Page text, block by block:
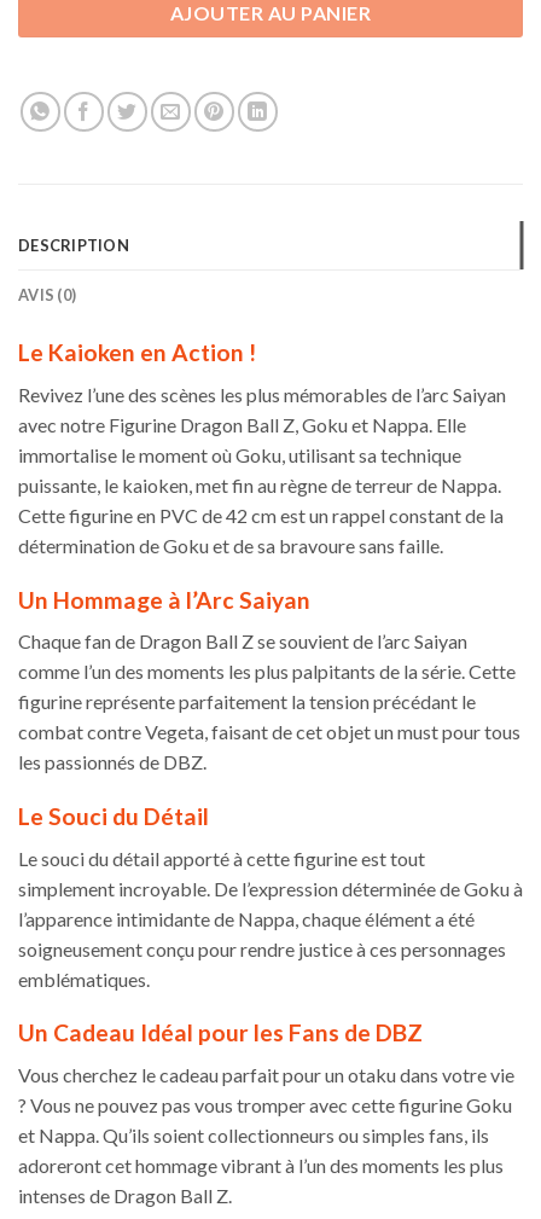
AJOUTER AU PANIER
DESCRIPTION
AVIS (0)
Le Kaioken en Action !
Revivez l’une des scènes les plus mémorables de l’arc Saiyan
avec notre Figurine Dragon Ball Z, Goku et Nappa. Elle
immortalise le moment où Goku, utilisant sa technique
puissante, le kaioken, met fin au règne de terreur de Nappa.
Cette figurine en PVC de 42 cm est un rappel constant de la
détermination de Goku et de sa bravoure sans faille.
Un Hommage à l’Arc Saiyan
Chaque fan de Dragon Ball Z se souvient de l’arc Saiyan
comme l’un des moments les plus palpitants de la série. Cette
figurine représente parfaitement la tension précédant le
combat contre Vegeta, faisant de cet objet un must pour tous
les passionnés de DBZ.
Le Souci du Détail
Le souci du détail apporté à cette figurine est tout
simplement incroyable. De l’expression déterminée de Goku à
l’apparence intimidante de Nappa, chaque élément a été
soigneusement conçu pour rendre justice à ces personnages
emblématiques.
Un Cadeau Idéal pour les Fans de DBZ
Vous cherchez le cadeau parfait pour un otaku dans votre vie
? Vous ne pouvez pas vous tromper avec cette figurine Goku
et Nappa. Qu’ils soient collectionneurs ou simples fans, ils
adoreront cet hommage vibrant à l’un des moments les plus
intenses de Dragon Ball Z.